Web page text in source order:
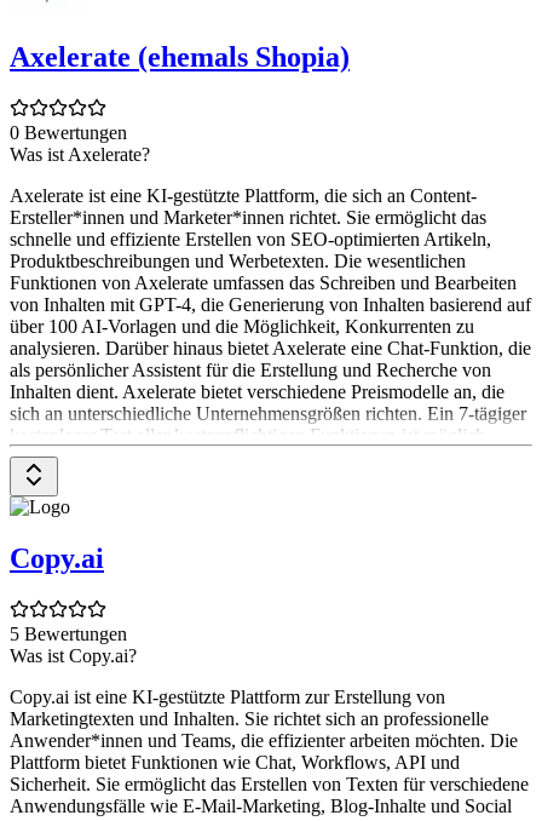
Axelerate (ehemals Shopia)
0 Bewertungen
Was ist Axelerate?
Axelerate ist eine KI-gestützte Plattform, die sich an Content-
Ersteller*innen und Marketer*innen richtet. Sie ermöglicht das
schnelle und effiziente Erstellen von SEO-optimierten Artikeln,
Produktbeschreibungen und Werbetexten. Die wesentlichen
Funktionen von Axelerate umfassen das Schreiben und Bearbeiten
von Inhalten mit GPT-4, die Generierung von Inhalten basierend auf
über 100 AI-Vorlagen und die Möglichkeit, Konkurrenten zu
analysieren. Darüber hinaus bietet Axelerate eine Chat-Funktion, die
als persönlicher Assistent für die Erstellung und Recherche von
Inhalten dient. Axelerate bietet verschiedene Preismodelle an, die
sich an unterschiedliche Unternehmensgrößen richten. Ein 7-tägiger
kostenloser Test aller kostenpflichtigen Funktionen ist möglich.
Copy.ai
5 Bewertungen
Was ist Copy.ai?
Copy.ai ist eine KI-gestützte Plattform zur Erstellung von
Marketingtexten und Inhalten. Sie richtet sich an professionelle
Anwender*innen und Teams, die effizienter arbeiten möchten. Die
Plattform bietet Funktionen wie Chat, Workflows, API und
Sicherheit. Sie ermöglicht das Erstellen von Texten für verschiedene
Anwendungsfälle wie E-Mail-Marketing, Blog-Inhalte und Social